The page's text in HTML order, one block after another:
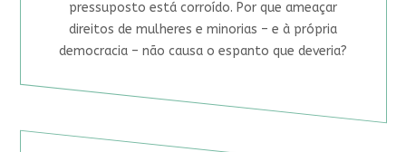
pressuposto está corroído. Por que ameaçar
direitos de mulheres e minorias – e à própria
democracia – não causa o espanto que deveria?